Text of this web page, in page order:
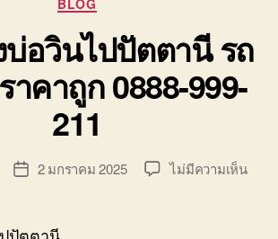
บริการ
รถยก
รถ
รับจ้าง
ใน
เขต
บ่อ
ติดต่อ
อวินไปปัตตานี รถ
าคาถูก 0888-999-
211
Post2 มกราคม 2025 ไม่มีความเห็นบน